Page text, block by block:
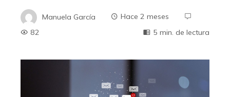
Manuela García
Hace 2 meses
82
5 min. de lectura